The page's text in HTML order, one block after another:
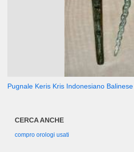
Pugnale Keris Kris Indonesiano
CERCA ANCHE
compro orologi usati